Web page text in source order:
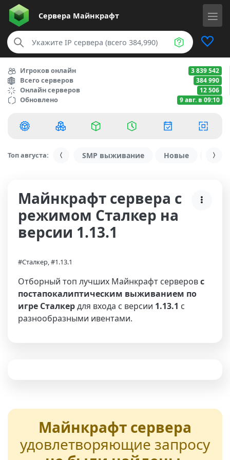
Сервера Майнкрафт
Игроков онлайн 3 839 542
Всего серверов 384 990
Онлайн серверов 12 506
Обновлено 9 авг. в 09:10
Топ августа: SMP выживание Новые С
Майнкрафт сервера с
режимом Сталкер на
версии 1.13.1
#Сталкер, #1.13.1
Отборный топ лучших Майнкрафт серверовс
постапокалиптическим выживанием по
игре Сталкердля входа с версии 1.13.1 с
разнообразными ивентами.
Майнкрафт сервера
удовлетворяющие запросу